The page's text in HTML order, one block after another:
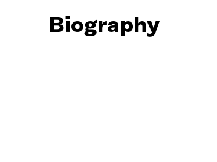
Biography